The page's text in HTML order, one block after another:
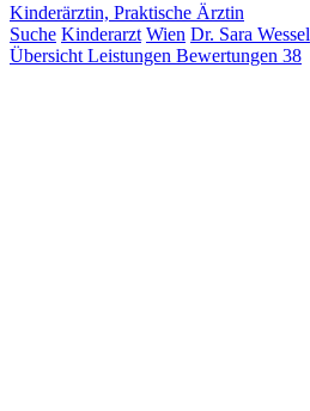
Kinderärztin, Praktische Ärztin
Suche Kinderarzt Wien Dr. Sara Wessel
Übersicht Leistungen Bewertungen 38